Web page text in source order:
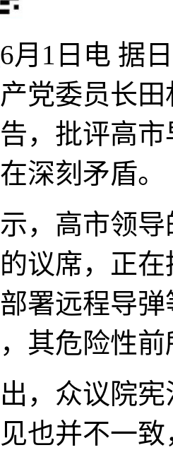
6月1日电 据
党委员长
告，批评高
深刻矛盾。
高市领导
议席，正
署远程导
其危险性
众议院宪
也并不一